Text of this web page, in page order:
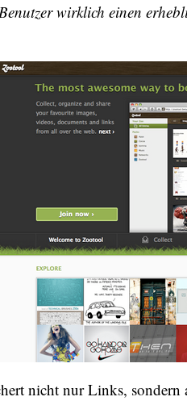
wirklich einen
nicht nur Links,